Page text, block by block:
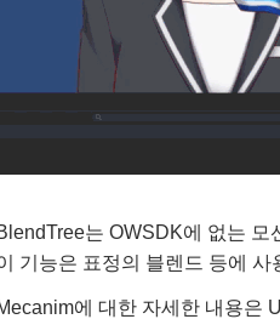
는 OWSDK에 없는 모
기능은 표정의 블렌드 등에 사
에 대한 자세한 내용은